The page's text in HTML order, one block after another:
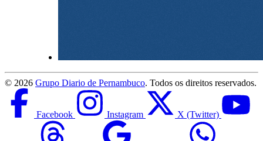
© 2026 Grupo Diario de Pernambuco. Todos os direitos reservados.
Facebook Instagram X (Twitter)